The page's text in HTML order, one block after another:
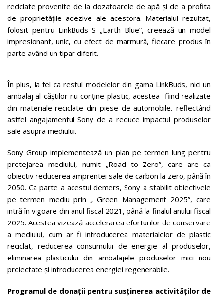
reciclate provenite de la dozatoarele de apă și de a profita
de proprietățile adezive ale acestora. Materialul rezultat,
folosit pentru LinkBuds S „Earth Blue”, creează un model
impresionant, unic, cu efect de marmură, fiecare produs în
parte având un tipar diferit.
În plus, la fel ca restul modelelor din gama LinkBuds, nici un
ambalaj al căștilor nu conține plastic, acestea fiind realizate
din materiale reciclate din piese de automobile, reflectând
astfel angajamentul Sony de a reduce impactul produselor
sale asupra mediului.
Sony Group implementează un plan pe termen lung pentru
protejarea mediului, numit „Road to Zero”, care are ca
obiectiv reducerea amprentei sale de carbon la zero, până în
2050. Ca parte a acestui demers, Sony a stabilit obiectivele
pe termen mediu prin „ Green Management 2025”, care
intră în vigoare din anul fiscal 2021, până la finalul anului fiscal
2025. Acestea vizează accelerarea eforturilor de conservare
a mediului, cum ar fi introducerea materialelor de plastic
reciclat, reducerea consumului de energie al produselor,
eliminarea plasticului din ambalajele produselor mici nou
proiectate și introducerea energiei regenerabile.
Programul de donații pentru susținerea activităților de